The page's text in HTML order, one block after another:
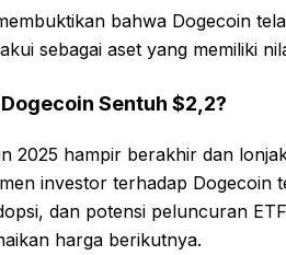
bahwa Dogecoin
sebagai aset yang memiliki
Sentuh $2,2?
2025 hampir berakhir dan
investor terhadap Dogecoin
dan potensi peluncuran
harga berikutnya.